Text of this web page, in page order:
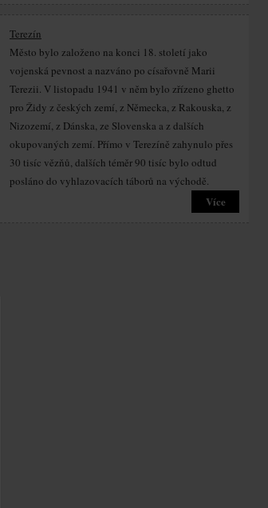
Terezín
Město bylo založeno na konci 18. století jako
vojenská pevnost a nazváno po císařovně Marii
Terezii. V listopadu 1941 v něm bylo zřízeno ghetto
pro Židy z českých zemí, z Německa, z Rakouska, z
Nizozemí, z Dánska, ze Slovenska a z dalších
okupovaných zemí. Přímo v Terezíně zahynulo přes
30 tisíc vězňů, dalších téměr 90 tisíc bylo odtud
posláno do vyhlazovacích táborů na východě.
Více